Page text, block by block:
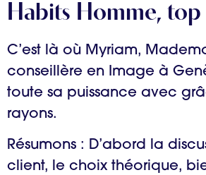
Habits Homme, top
C’est là où Myriam,
conseillère en Image à
toute sa puissance avec
rayons.
Résumons : D’abord la
client, le choix théorique,